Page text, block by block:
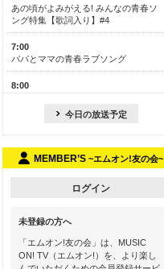
あの頃がよみがえる! みんなの青春ソ
ング特集【歌詞入り】#4
7:00
パパとママの青春ラブソング
8:00
13:00
15:30
この夏聴きたい! サマーソングメドレ
ー【歌詞入り】 #4
今日の放送予定
MEMBER’S ~エムオン!友の会~
ログイン
未登録の方へ
「エムオン!友の会」は、MUSIC
ON! TV（エムオン!）を、より楽し